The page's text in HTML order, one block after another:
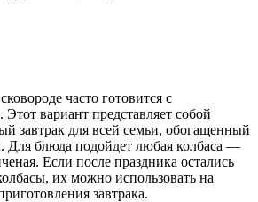
часто готовится с
вариант представляет собой
завтрак для всей семьи, обогащенный
Для блюда подойдет любая колбаса —
Если после праздника остались
их можно использовать на
завтрака.